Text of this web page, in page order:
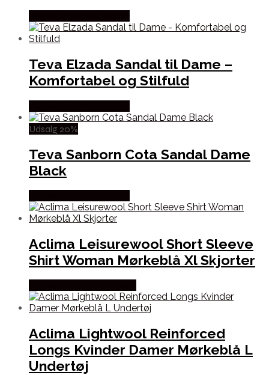
Teva Elzada Sandal til Dame –
Komfortabel og Stilfuld
Udsalg 20%
Teva Sanborn Cota Sandal Dame
Black
Aclima Leisurewool Short Sleeve
Shirt Woman Mørkeblå Xl Skjorter
Aclima Lightwool Reinforced
Longs Kvinder Damer Mørkeblå L
Undertøj